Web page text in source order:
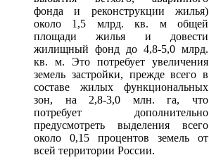
фонда и реконструкции жилья)
около 1,5 млрд. кв. м общей
площади жилья и довести
жилищный фонд до 4,8-5,0 млрд.
кв. м. Это потребует увеличения
земель застройки, прежде всего в
составе жилых функциональных
зон, на 2,8-3,0 млн. га, что
потребует дополнительно
предусмотреть выделения всего
около 0,15 процентов земель от
всей территории России.